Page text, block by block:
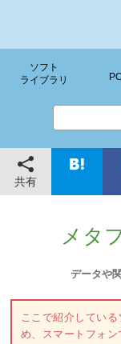
ソフト
ライブラリ
共有
メタ
データや
ここで紹介してい
め、スマートフォン